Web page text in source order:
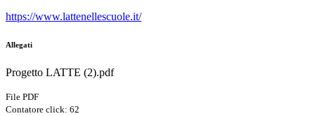
https://www.lattenellescuole.it/
Allegati
Progetto LATTE (2).pdf
File PDF
Contatore click: 62